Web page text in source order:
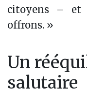
citoyens – et
offrons. »
Un
salutaire